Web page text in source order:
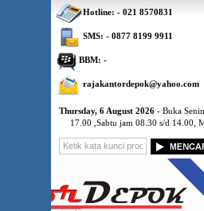
Thursday, 6 August 2026 - Buka
17.00 ,Sabtu jam 08.30 s/d 14.00,
Hotline: - 021 8570831
SMS: - 0877 8199 9911
BBM: -
rajakantordepok@yahoo.com